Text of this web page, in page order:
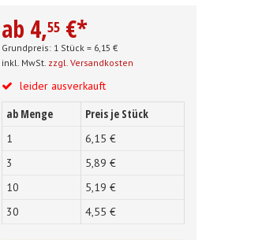
ab 4,55 €*
Grundpreis: 1 Stück = 6,15 €
inkl. MwSt. zzgl. Versandkosten
leider ausverkauft
ab Menge Preis je Stück
1 6,15 €
3
5,89 €
10
5,19 €
30
4,55 €